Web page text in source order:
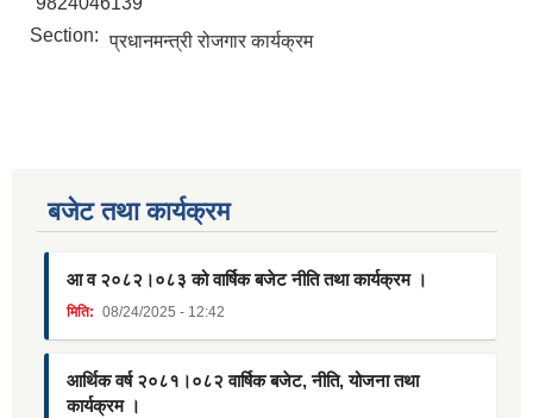
Section: प्रधानमन्त्री रोजगार कार्यक्रम
बजेट तथा कार्यक्रम
आ व २०८२।०८३ को वार्षिक बजेट नीति तथा कार्यक्रम ।
मिति: 08/24/2025 - 12:42
आर्थिक वर्ष २०८१।०८२ वार्षिक बजेट, नीति, योजना तथा
कार्यक्रम ।